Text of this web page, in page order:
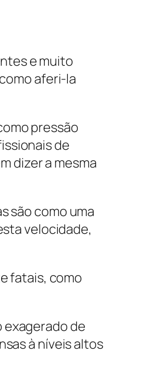
e muito
aferi-la
pressão
de
dizer a mesma
são como uma
velocidade,
fatais, como
exagerado de
à níveis altos